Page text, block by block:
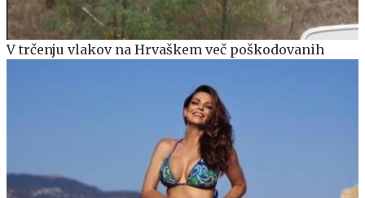
V trčenju vlakov na Hrvaškem več poškodovanih